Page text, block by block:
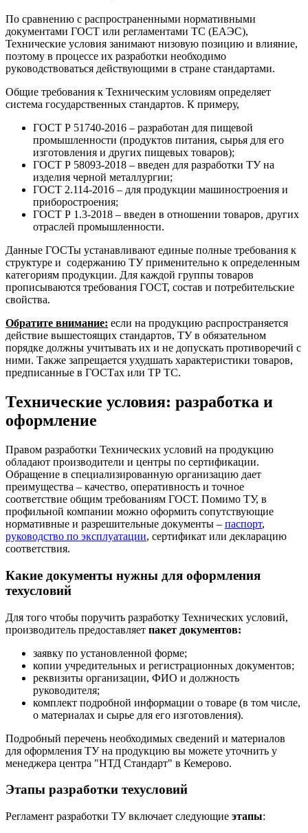
По сравнению с распространенными нормативными
документами ГОСТ или регламентами ТС (ЕАЭС),
Технические условия занимают низовую позицию и влияние,
поэтому в процессе их разработки необходимо
руководствоваться действующими в стране стандартами.
Общие требования к Техническим условиям определяет
система государственных стандартов. К примеру,
ГОСТ Р 51740-2016 – разработан для пищевой
промышленности (продуктов питания, сырья для его
изготовления и других пищевых товаров);
ГОСТ Р 58093-2018 – введен для разработки ТУ на
изделия черной металлургии;
ГОСТ 2.114-2016 – для продукции машиностроения и
приборостроения;
ГОСТ Р 1.3-2018 – введен в отношении товаров, других
отраслей промышленности.
Данные ГОСТы устанавливают единые полные требования к
структуре и содержанию ТУ применительно к определенным
категориям продукции. Для каждой группы товаров
прописываются требования ГОСТ, состав и потребительские
свойства.
Обратите внимание: если на продукцию распространяется
действие вышестоящих стандартов, ТУ в обязательном
порядке должны учитывать их и не допускать противоречий с
ними. Также запрещается ухудшать характеристики товаров,
предписанные в ГОСТах или ТР ТС.
Технические условия: разработка и
оформление
Правом разработки Технических условий на продукцию
обладают производители и центры по сертификации.
Обращение в специализированную организацию дает
преимущества – качество, оперативность и точное
соответствие общим требованиям ГОСТ. Помимо ТУ, в
профильной компании можно оформить сопутствующие
нормативные и разрешительные документы – паспорт,
руководство по эксплуатации, сертификат или декларацию
соответствия.
Какие документы нужны для оформления
техусловий
Для того чтобы поручить разработку Технических условий,
производитель предоставляет пакет документов:
заявку по установленной форме;
копии учредительных и регистрационных документов;
реквизиты организации, ФИО и должность
руководителя;
комплект подробной информации о товаре (в том числе,
о материалах и сырье для его изготовления).
Подробный перечень необходимых сведений и материалов
для оформления ТУ на продукцию вы можете уточнить у
менеджера центра "НТД Стандарт" в Кемерово.
Этапы разработки техусловий
Регламент разработки ТУ включает следующие этапы: